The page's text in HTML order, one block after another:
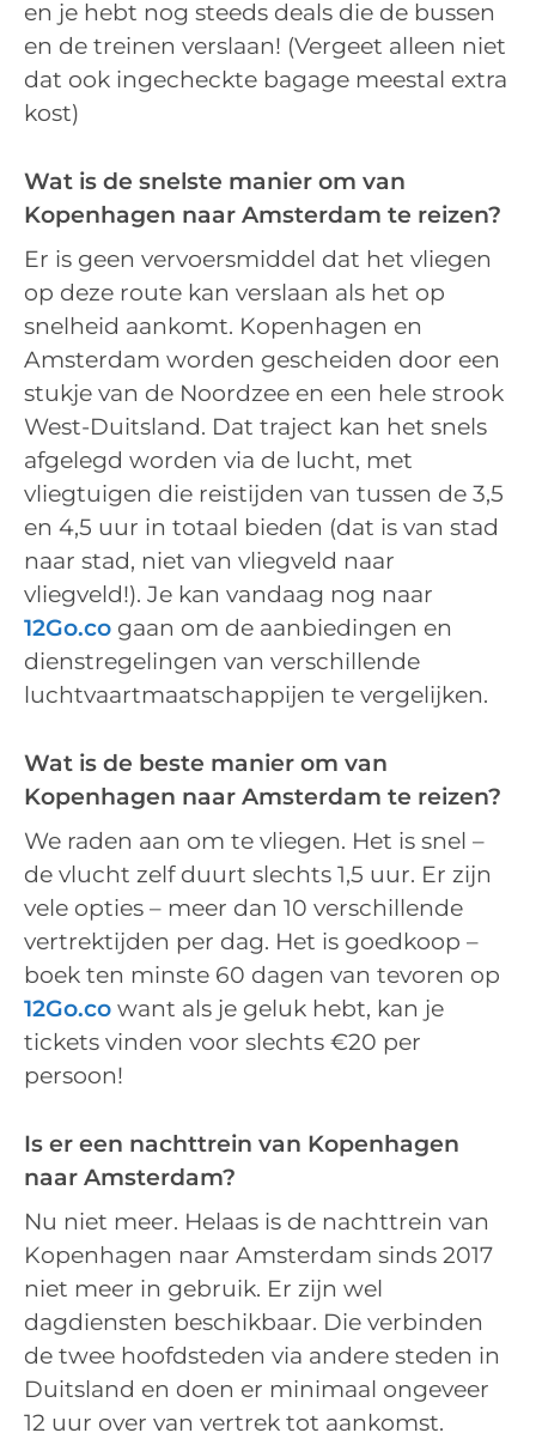
en je hebt nog steeds deals die de bussen
en de treinen verslaan! (Vergeet alleen niet
dat ook ingecheckte bagage meestal extra
kost)
Wat is de snelste manier om van
Kopenhagen naar Amsterdam te reizen?
Er is geen vervoersmiddel dat het vliegen
op deze route kan verslaan als het op
snelheid aankomt. Kopenhagen en
Amsterdam worden gescheiden door een
stukje van de Noordzee en een hele strook
West-Duitsland. Dat traject kan het snels
afgelegd worden via de lucht, met
vliegtuigen die reistijden van tussen de 3,5
en 4,5 uur in totaal bieden (dat is van stad
naar stad, niet van vliegveld naar
vliegveld!). Je kan vandaag nog naar
12Go.co gaan om de aanbiedingen en
dienstregelingen van verschillende
luchtvaartmaatschappijen te vergelijken.
Wat is de beste manier om van
Kopenhagen naar Amsterdam te reizen?
We raden aan om te vliegen. Het is snel –
de vlucht zelf duurt slechts 1,5 uur. Er zijn
vele opties – meer dan 10 verschillende
vertrektijden per dag. Het is goedkoop –
boek ten minste 60 dagen van tevoren op
12Go.co want als je geluk hebt, kan je
tickets vinden voor slechts €20 per
persoon!
Is er een nachttrein van Kopenhagen
naar Amsterdam?
Nu niet meer. Helaas is de nachttrein van
Kopenhagen naar Amsterdam sinds 2017
niet meer in gebruik. Er zijn wel
dagdiensten beschikbaar. Die verbinden
de twee hoofdsteden via andere steden in
Duitsland en doen er minimaal ongeveer
12 uur over van vertrek tot aankomst.